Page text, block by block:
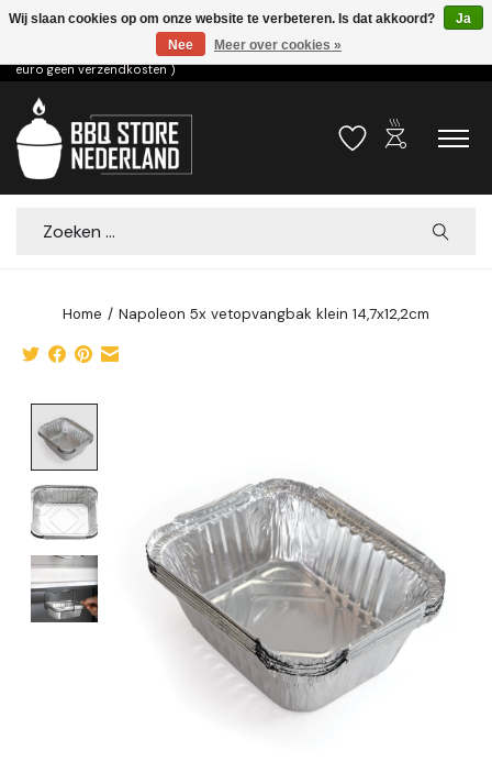
Voor 15.00u besteld dezelfde dag verzonden! ( 6,95 verzendkosten, vanaf 75
euro geen verzendkosten )
Verlanglijst
outdoor_grill
Zoeken
Home / Napoleon 5x vetopvangbak klein 14,7x12,2cm
Wij slaan cookies op om onze website te verbeteren. Is dat akkoord?
Ja
Nee
Meer over cookies »